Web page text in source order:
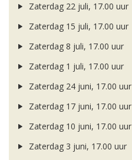
Zaterdag 22 juli, 17.00 uur
Zaterdag 15 juli, 17.00 uur
Zaterdag 8 juli, 17.00 uur
Zaterdag 1 juli, 17.00 uur
Zaterdag 24 juni, 17.00 uur
Zaterdag 17 juni, 17.00 uur
Zaterdag 10 juni, 17.00 uur
Zaterdag 3 juni, 17.00 uur